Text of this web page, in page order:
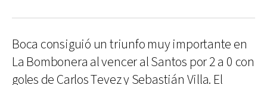
Boca consiguió un triunfo muy importante en
La Bombonera al vencer al Santos por 2 a 0 con
goles de Carlos Tevez y Sebastián Villa. El